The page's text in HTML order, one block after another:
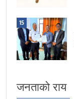
15
जनताको राय